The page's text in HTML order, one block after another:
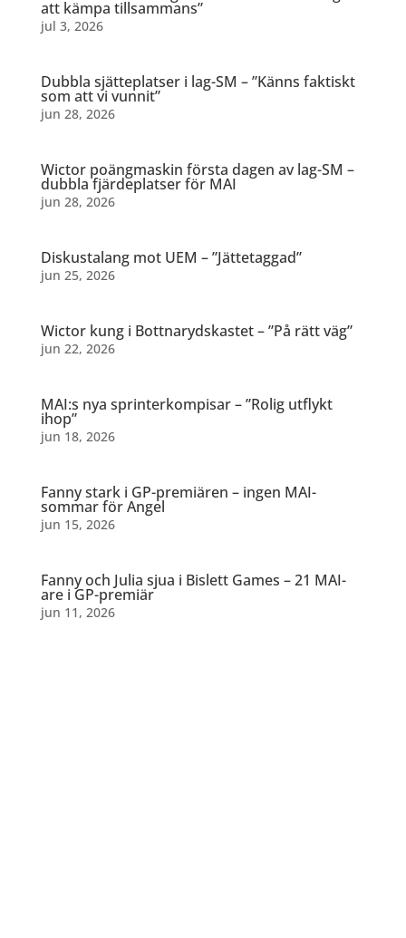
att kämpa tillsammans”
jul 3, 2026
Dubbla sjätteplatser i lag-SM – ”Känns faktiskt
som att vi vunnit”
jun 28, 2026
Wictor poängmaskin första dagen av lag-SM –
dubbla fjärdeplatser för MAI
jun 28, 2026
Diskustalang mot UEM – ”Jättetaggad”
jun 25, 2026
Wictor kung i Bottnarydskastet – ”På rätt väg”
jun 22, 2026
MAI:s nya sprinterkompisar – ”Rolig utflykt
ihop”
jun 18, 2026
Fanny stark i GP-premiären – ingen MAI-
sommar för Angel
jun 15, 2026
Fanny och Julia sjua i Bislett Games – 21 MAI-
are i GP-premiär
jun 11, 2026